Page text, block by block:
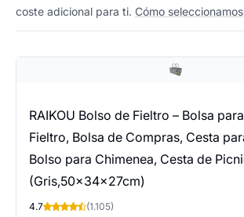
coste adicional para ti. Cómo seleccionamos
RAIKOU Bolso de Fieltro – Bolsa
Fieltro, Bolsa de Compras, Cesta
Bolso para Chimenea, Cesta de
(Gris,50x34x27cm)
4.7 (1.105)